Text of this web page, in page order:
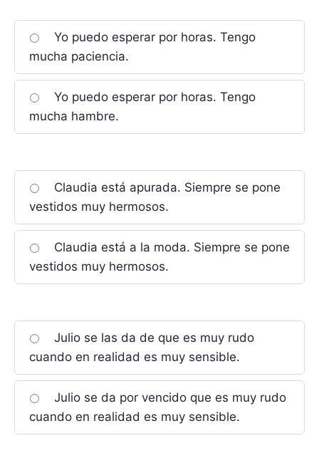
Yo puedo esperar por horas. Tengo
mucha paciencia.
Yo puedo esperar por horas. Tengo
mucha hambre.
Claudia está apurada. Siempre se pone
vestidos muy hermosos.
Claudia está a la moda. Siempre se pone
vestidos muy hermosos.
Julio se las da de que es muy rudo
cuando en realidad es muy sensible.
Julio se da por vencido que es muy rudo
cuando en realidad es muy sensible.